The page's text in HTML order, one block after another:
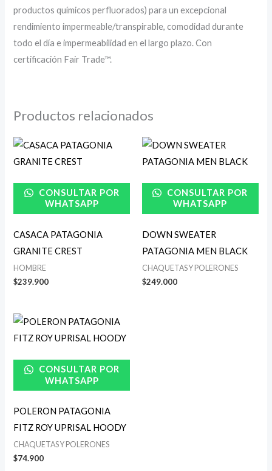
productos químicos perfluorados) para un excepcional
rendimiento impermeable/transpirable, comodidad durante
todo el día e impermeabilidad en el largo plazo. Con
certificación Fair Trade™.
Productos relacionados
CONSULTAR POR
WHATSAPP
CASACA PATAGONIA
GRANITE CREST
HOMBRE
$239.900
CONSULTAR POR
WHATSAPP
DOWN SWEATER
PATAGONIA MEN BLACK
CHAQUETAS Y POLERONES
$249.000
CONSULTAR POR
WHATSAPP
POLERON PATAGONIA
FITZ ROY UPRISAL HOODY
CHAQUETAS Y POLERONES
$74.900